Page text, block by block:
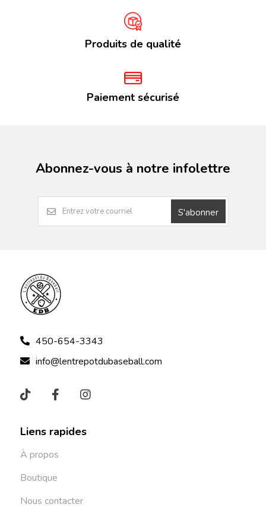
Produits de qualité
Paiement sécurisé
Abonnez-vous à notre infolettre
S'abonner
450-654-3343
info@lentrepotdubaseball.com
Liens rapides
À propos
Boutique
Nous contacter